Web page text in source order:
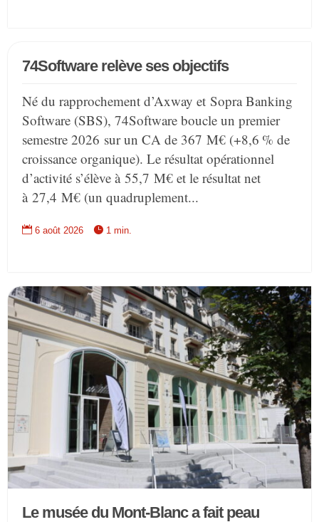
74Software relève ses objectifs
Né du rapprochement d’Axway et Sopra Banking
Software (SBS), 74Software boucle un premier
semestre 2026 sur un CA de 367 M€ (+8,6 % de
croissance organique). Le résultat opérationnel
d’activité s’élève à 55,7 M€ et le résultat net
à 27,4 M€ (un quadruplement...
 6 août 2026  1 min.
Le musée du Mont-Blanc a fait peau